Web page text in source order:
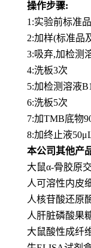
操作步骤:
1:实验前标准
2:加样(标准品
3:吸弃,加检测
4:洗板3次
5:加检测溶液
6:洗板5次
7:加TMB底物
8:加终止液
本公司其他产
大鼠α-骨胶原
人可溶性内皮
人核苷酸还原
人肝脏磷酸果
大鼠酸性成纤